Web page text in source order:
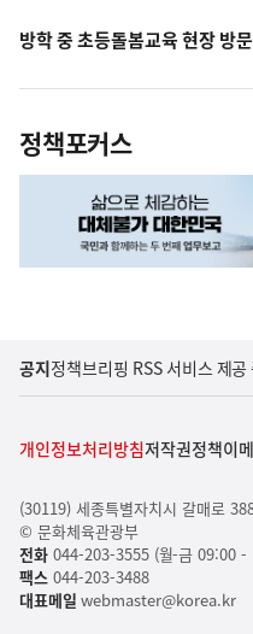
방학 중 초등돌봄교육 현장 방문
정책포커스
공지정책브리핑 RSS 서비스 제공
개인정보처리방침저작권정책이
(30119) 세종특별자치시 갈매로
© 문화체육관광부
전화044-203-3555 (월-금 09:00 -
팩스044-203-3488
대표메일 webmaster@korea.kr